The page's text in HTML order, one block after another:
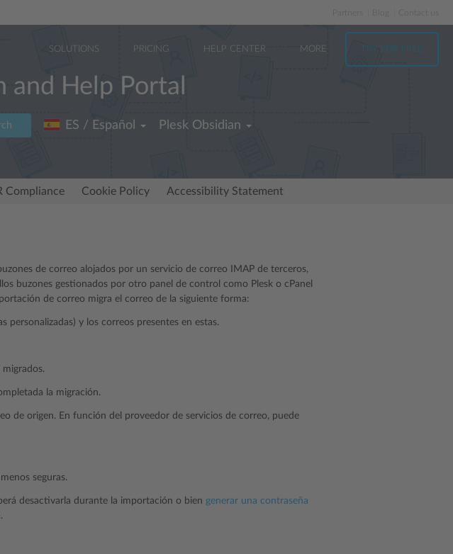
Partners
SOLUTIONS PRICING HELP CENTER MORE TRY FOR FREE
and Help Portal
ES / Español Plesk Obsidian
Compliance Cookie Policy Accessibility Statement
de correo alojados por un servicio de correo IMAP de terceros,
buzones gestionados por otro panel de control como Plesk o cPanel
de correo migra el correo de la siguiente forma:
personalizadas) y los correos presentes en estas.
migrados.
la migración.
de origen. En función del proveedor de servicios de correo, puede
seguras.
desactivarla durante la importación o bien generar una contraseña